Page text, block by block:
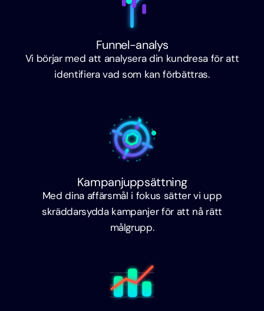
Funnel-analys
Vi börjar med att analysera din kundresa för att
identifiera vad som kan förbättras.
Kampanjuppsättning
Med dina affärsmål i fokus sätter vi upp
skräddarsydda kampanjer för att nå rätt
målgrupp.